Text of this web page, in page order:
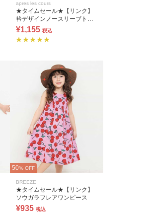
apres les cours
★タイムセール★【リンク】
衿デザインノースリーブトッ
プス
¥1,155 税込
50% OFF
BREEZE
★タイムセール★【リンク】
ソウガラフレアワンピース
¥935 税込